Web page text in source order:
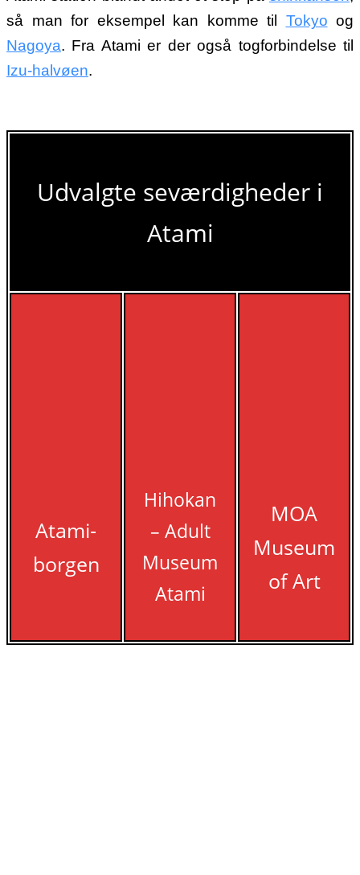
så man for eksempel kan komme til Tokyo og
Nagoya. Fra Atami er der også togforbindelse til
Izu-halvøen.
Udvalgte seværdigheder i
Atami
Atami-
borgen
Hihokan
– Adult
Museum
Atami
MOA
Museum
of Art